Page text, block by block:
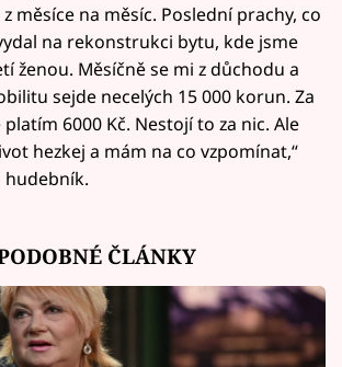
měsíce na měsíc. Poslední prachy, co
na rekonstrukci bytu, kde jsme
ženou. Měsíčně se mi z důchodu a
sejde necelých 15 000 korun. Za
6000 Kč. Nestojí to za nic. Ale
hezkej a mám na co vzpomínat,“
hudebník.
ČLÁNKY